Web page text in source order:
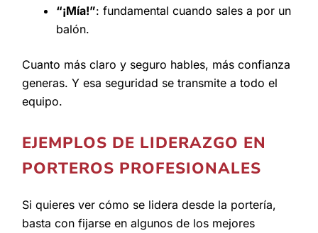
“¡Mía!”: fundamental cuando sales a por un
balón.
Cuanto más claro y seguro hables, más confianza
generas. Y esa seguridad se transmite a todo el
equipo.
EJEMPLOS DE LIDERAZGO EN
PORTEROS PROFESIONALES
Si quieres ver cómo se lidera desde la portería,
basta con fijarse en algunos de los mejores